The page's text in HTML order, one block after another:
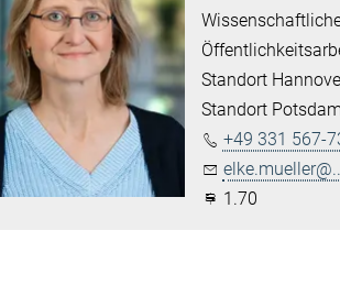
Standort
Standort Potsdam
+49 331 567-
1.70